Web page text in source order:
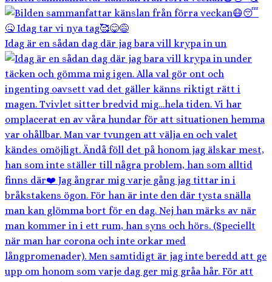
Idag är en sådan dag där jag bara vill krypa in un